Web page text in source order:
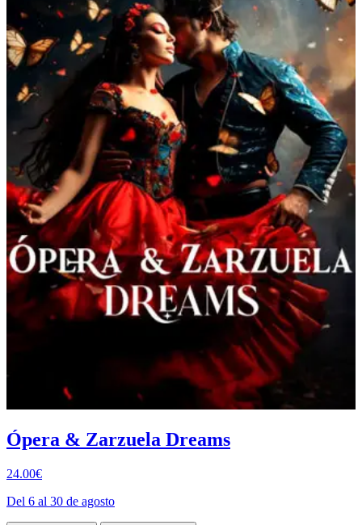
Ópera & Zarzuela Dreams
24.00€
Del 6 al 30 de agosto